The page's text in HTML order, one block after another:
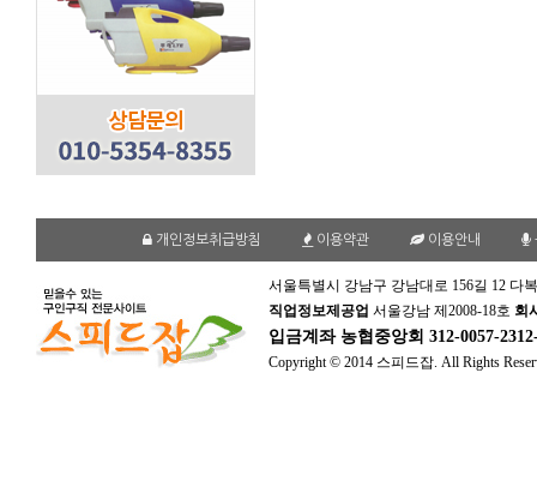
개인정보취급방침 이용약관 이용안내
서울특별시 강남구 강남대로 156길 12 다
직업정보제공업 서울강남 제2008-18호 회
입금계좌 농협중앙회 312-0057-
Copyright © 2014 스피드잡. All Rights